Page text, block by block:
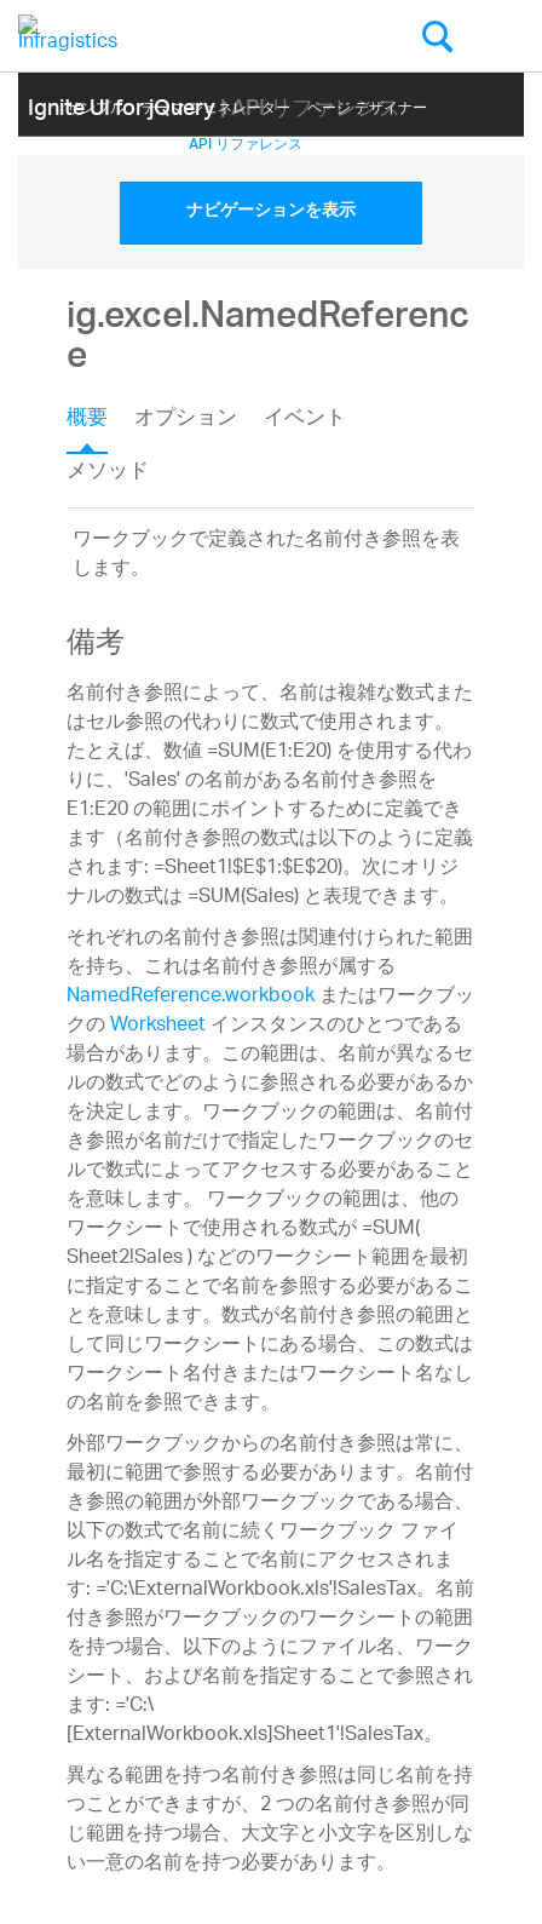
Ignite UI for jQuery| API リファレンス
サンプル テーマ ジェネレーター ページ デザイナー
ヘルプ トピック API リファレンス
ナビゲーションを表示
ig.excel.NamedReferenc
e
概要 オプション
イベント
メソッド
ワークブックで定義された名前付き参照を表
します。
備考
名前付き参照によって、名前は複雑な数式また
はセル参照の代わりに数式で使用されます。
たとえば、数値 =SUM(E1:E20) を使用する代わ
りに、'Sales' の名前がある名前付き参照を
E1:E20 の範囲にポイントするために定義でき
ます（名前付き参照の数式は以下のように定義
されます: =Sheet1!$E$1:$E$20)。次にオリジ
ナルの数式は =SUM(Sales) と表現できます。
それぞれの名前付き参照は関連付けられた範囲
を持ち、これは名前付き参照が属する
NamedReference.workbook またはワークブッ
クのWorksheetインスタンスのひとつである
場合があります。この範囲は、名前が異なるセ
ルの数式でどのように参照される必要があるか
を決定します。ワークブックの範囲は、名前付
き参照が名前だけで指定したワークブックのセ
ルで数式によってアクセスする必要があること
を意味します。 ワークブックの範囲は、他の
ワークシートで使用される数式が =SUM(
Sheet2!Sales ) などのワークシート範囲を最初
に指定することで名前を参照する必要があるこ
とを意味します。数式が名前付き参照の範囲と
して同じワークシートにある場合、この数式は
ワークシート名付きまたはワークシート名なし
の名前を参照できます。
外部ワークブックからの名前付き参照は常に、
最初に範囲で参照する必要があります。名前付
き参照の範囲が外部ワークブックである場合、
以下の数式で名前に続くワークブック ファイ
ル名を指定することで名前にアクセスされま
す: ='C:\ExternalWorkbook.xls'!SalesTax。名前
付き参照がワークブックのワークシートの範囲
を持つ場合、以下のようにファイル名、ワーク
シート、および名前を指定することで参照され
ます: ='C:\
[ExternalWorkbook.xls]Sheet1'!SalesTax。
異なる範囲を持つ名前付き参照は同じ名前を持
つことができますが、2 つの名前付き参照が同
じ範囲を持つ場合、大文字と小文字を区別しな
い一意の名前を持つ必要があります。